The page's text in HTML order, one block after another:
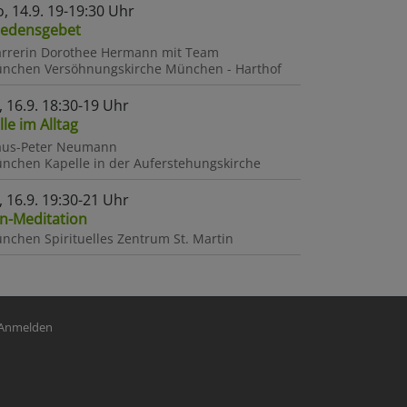
14.9. 19-19:30 Uhr
Dorothee Hermann mit Team
Versöhnungskirche München - Harthof
16.9. 18:30-19 Uhr
im Alltag
Peter Neumann
Kapelle in der Auferstehungskirche
16.9. 19:30-21 Uhr
Meditation
Spirituelles Zentrum St. Martin